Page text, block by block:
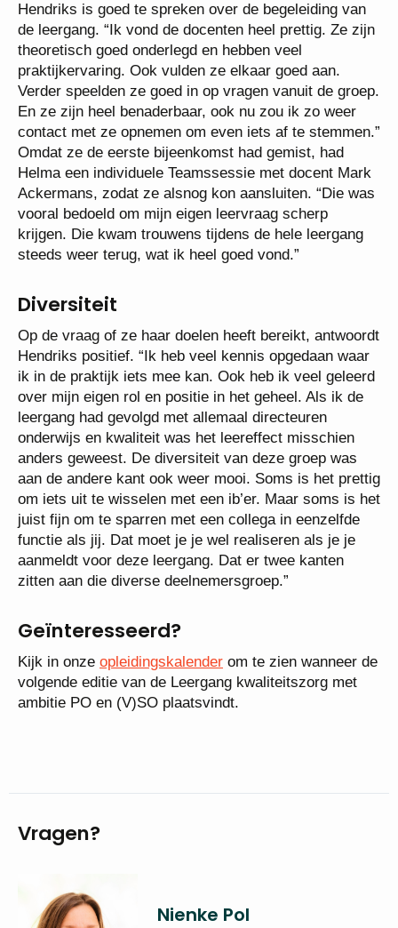
Hendriks is goed te spreken over de begeleiding van
de leergang. “Ik vond de docenten heel prettig. Ze zijn
theoretisch goed onderlegd en hebben veel
praktijkervaring. Ook vulden ze elkaar goed aan.
Verder speelden ze goed in op vragen vanuit de groep.
En ze zijn heel benaderbaar, ook nu zou ik zo weer
contact met ze opnemen om even iets af te stemmen.”
Omdat ze de eerste bijeenkomst had gemist, had
Helma een individuele Teamssessie met docent Mark
Ackermans, zodat ze alsnog kon aansluiten. “Die was
vooral bedoeld om mijn eigen leervraag scherp
krijgen. Die kwam trouwens tijdens de hele leergang
steeds weer terug, wat ik heel goed vond.”
Diversiteit
Op de vraag of ze haar doelen heeft bereikt, antwoordt
Hendriks positief. “Ik heb veel kennis opgedaan waar
ik in de praktijk iets mee kan. Ook heb ik veel geleerd
over mijn eigen rol en positie in het geheel. Als ik de
leergang had gevolgd met allemaal directeuren
onderwijs en kwaliteit was het leereffect misschien
anders geweest. De diversiteit van deze groep was
aan de andere kant ook weer mooi. Soms is het prettig
om iets uit te wisselen met een ib’er. Maar soms is het
juist fijn om te sparren met een collega in eenzelfde
functie als jij. Dat moet je je wel realiseren als je je
aanmeldt voor deze leergang. Dat er twee kanten
zitten aan die diverse deelnemersgroep.”
Geïnteresseerd?
Kijk in onze opleidingskalender om te zien wanneer de
volgende editie van de Leergang kwaliteitszorg met
ambitie PO en (V)SO plaatsvindt.
Vragen?
Nienke Pol